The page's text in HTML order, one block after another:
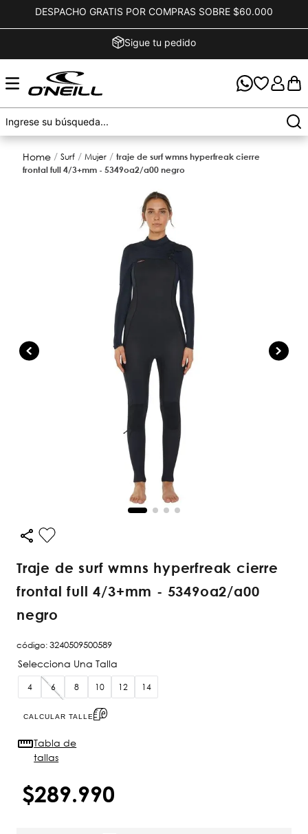
DESPACHO GRATIS POR COMPRAS SOBRE $60.000
Sigue tu pedido
surf mujer
traje de surf wmns hyperfreak cierre
frontal full 4/3+mm - 5349oa2/a00 negro
traje de surf wmns hyperfreak cierre
frontal full 4/3+mm - 5349oa2/a00
negro
código:3240509500589
4 6 8 10 12 14
CALCULAR TALLE
Tabla de
tallas
$289.990